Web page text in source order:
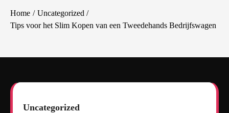
Home
Uncategorized
Tips voor het Slim Kopen van een Tweedehands Bedrijfswagen
Uncategorized